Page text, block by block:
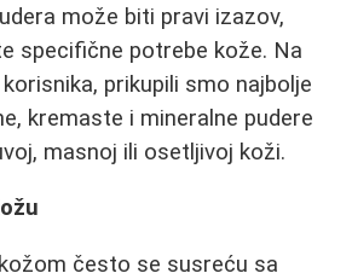
može biti pravi izazov,
specifične potrebe kože. Na
prikupili smo najbolje
kremaste i mineralne pudere
masnoj ili osetljivoj koži.
često se susreću sa